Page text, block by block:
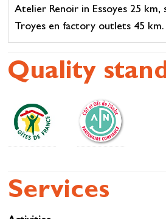
Atelier Renoir in Essoyes 25 km,
Troyes en factory outlets 45 km.
Quality
Services